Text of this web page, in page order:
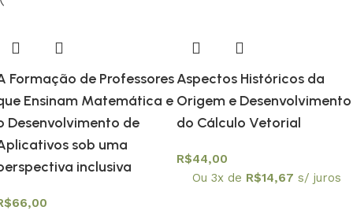
Formação de Professores
Ensinam Matemática e
Desenvolvimento de
sob uma
inclusiva
66,00
Aspectos Históricos da
Origem e Desenvolvimento
do Cálculo Vetorial
R$44,00
Ou 3x de R$14,67 s/ juros